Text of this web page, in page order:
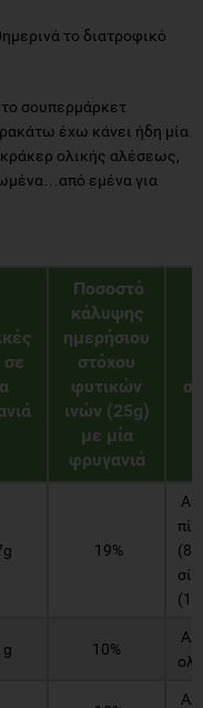
το διατροφικό
σουπερμάρκετ
έχω κάνει ήδη μία
ολικής αλέσεως,
εμένα για
σε
Ποσοστό
κάλυψης
ημερήσιου
στόχου
φυτικών
ινών (25g)
με μία
φρυγανιά
19%
g 10%